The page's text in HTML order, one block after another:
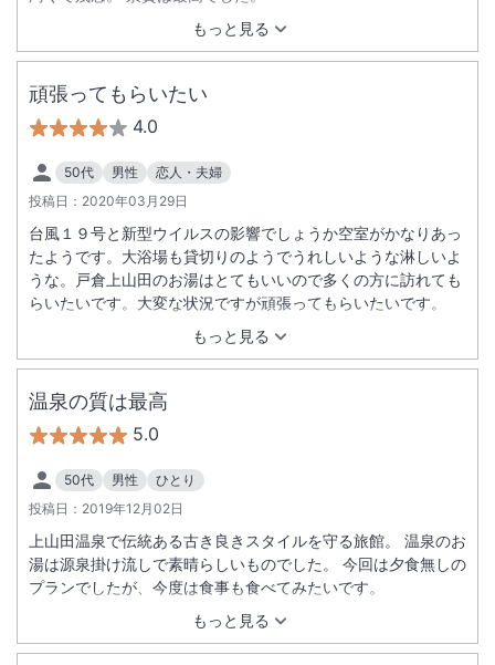
もっと見る
頑張ってもらいたい
4.0
50代 男性
恋人・夫婦
投稿日： 2020年03月29日
もっと見る
台風１９号と新型ウイルスの影響でしょうか空室がかなりあっ
たようです。大浴場も貸切りのようでうれしいような淋しいよ
うな。戸倉上山田のお湯はとてもいいので多くの方に訪れても
らいたいです。大変な状況ですが頑張ってもらいたいです。
温泉の質は最高
5.0
50代 男性
ひとり
投稿日： 2019年12月02日
もっと見る
上山田温泉で伝統ある古き良きスタイルを守る旅館。 温泉のお
湯は源泉掛け流しで素晴らしいものでした。 今回は夕食無しの
プランでしたが、今度は食事も食べてみたいです。